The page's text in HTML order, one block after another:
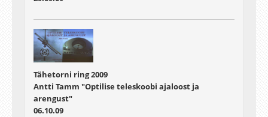
Tähetorni ring 2009
Antti Tamm "Optilise teleskoobi ajaloost ja
arengust"
06.10.09